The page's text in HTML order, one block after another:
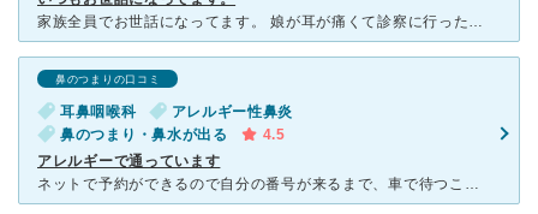
家族全員でお世話になってます。 娘が耳が痛くて診察に行った際、耳を触られるのを嫌がる娘に、先生やスタッフの方が優しく声かけして下さり安心して診察して頂くことができました。 また、アレルギー性鼻炎で
鼻のつまりの口コミ
耳鼻咽喉科
アレルギー性鼻炎
鼻のつまり・鼻水が出る
4.5
アレルギーで通っています
ネットで予約ができるので自分の番号が来るまで、車で待つことができます。小児〜高齢の方まで幅広い患者さんを対応されています。受付のかた、看護師さんは忙しいにも関わらずとても親切ですしスタッフの数も多いの